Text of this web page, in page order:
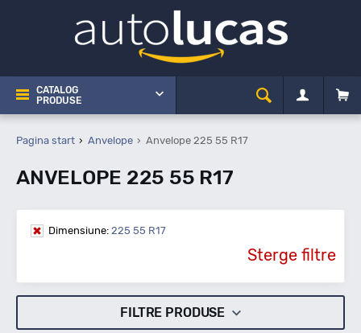
CATALOG
PRODUSE
Pagina start Anvelope Anvelope 225 55 R17
ANVELOPE 225 55 R17
Dimensiune: 225 55 R17
Sterge filtre
FILTRE PRODUSE